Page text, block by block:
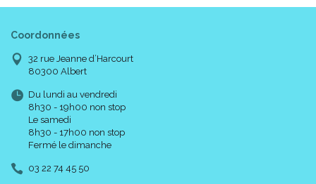
Coordonnées
32 rue Jeanne d’Harcourt
80300 Albert
Du lundi au vendredi
8h30 - 19h00 non stop
Le samedi
8h30 - 17h00 non stop
Fermé le dimanche
03 22 74 45 50